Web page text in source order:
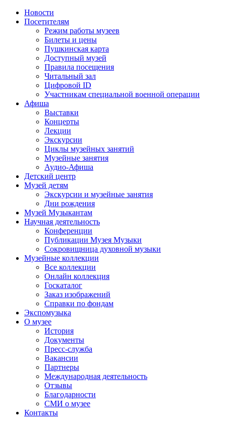
Новости
Посетителям
Режим работы музеев
Билеты и цены
Пушкинская карта
Доступный музей
Правила посещения
Читальный зал
Цифровой ID
Участникам специальной военной операции
Афиша
Выставки
Концерты
Лекции
Экскурсии
Циклы музейных занятий
Музейные занятия
Аудио-Афиша
Детский центр
Музей детям
Экскурсии и музейные занятия
Дни рождения
Музей Музыкантам
Научная деятельность
Конференции
Публикации Музея Музыки
Сокровищница духовной музыки
Музейные коллекции
Все коллекции
Онлайн коллекция
Госкаталог
Заказ изображений
Справки по фондам
Экспомузыка
О музее
История
Документы
Пресс-служба
Вакансии
Партнеры
Международная деятельность
Отзывы
Благодарности
СМИ о музее
Контакты